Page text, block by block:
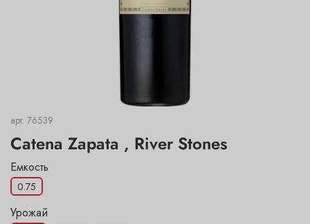
арт. 76539
Catena Zapata , River Stones
Емкость
0.75
Урожай